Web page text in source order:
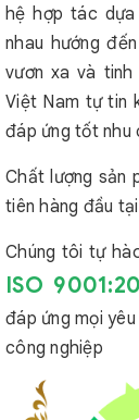
hệ hợp tác dựa
nhau hướng
vươn xa và tinh
Việt Nam tự tin
đáp ứng tốt nhu
Chất lượng sản
tiên hàng đầu
Chúng tôi tự
ISO
đáp ứng mọi
công nghiệp